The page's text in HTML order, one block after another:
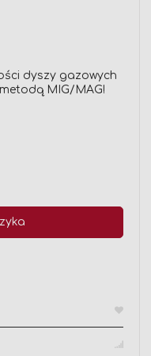
dyszy gazowych
MIG/MAG!